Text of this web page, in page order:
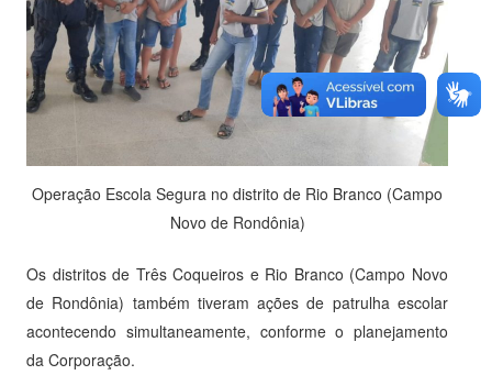
Operação Escola Segura no distrito de Rio Branco (Campo
Novo de Rondônia)
Os distritos de Três Coqueiros e Rio Branco (Campo Novo
de Rondônia) também tiveram ações de patrulha escolar
acontecendo simultaneamente, conforme o planejamento
da Corporação.